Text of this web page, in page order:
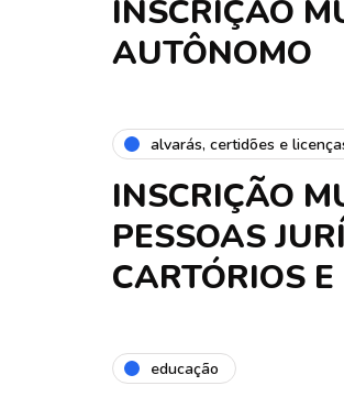
INSCRIÇÃO
AUTÔNOMO
alvarás, certidões e
INSCRIÇÃO
PESSOAS
CARTÓRIOS
educação